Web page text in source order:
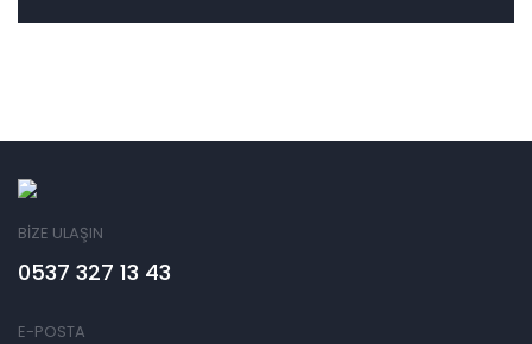
BİZE ULAŞIN
0537 327 13 43
E-POSTA